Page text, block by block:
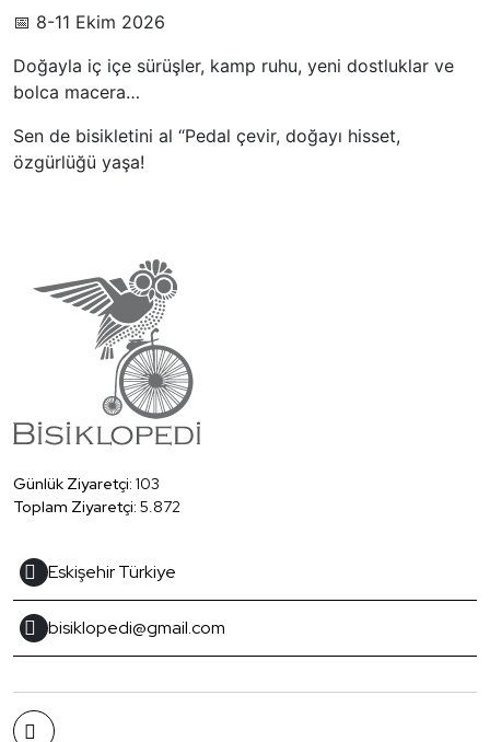
📅 8-11 Ekim 2026
Doğayla iç içe sürüşler, kamp ruhu, yeni dostluklar ve
bolca macera…
Sen de bisikletini al “Pedal çevir, doğayı hisset,
özgürlüğü yaşa!
Günlük Ziyaretçi: 103
Toplam Ziyaretçi: 5.872
Eskişehir Türkiye
bisiklopedi@gmail.com